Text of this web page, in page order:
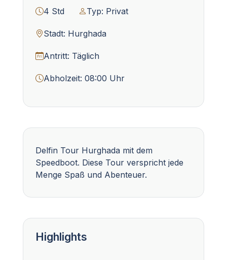
4 Std Typ: Privat
Stadt: Hurghada
Antritt: Täglich
Abholzeit: 08:00 Uhr
Delfin Tour Hurghada mit dem
Speedboot. Diese Tour verspricht jede
Menge Spaß und Abenteuer.
Highlights